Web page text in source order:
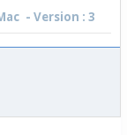
- Version : 3